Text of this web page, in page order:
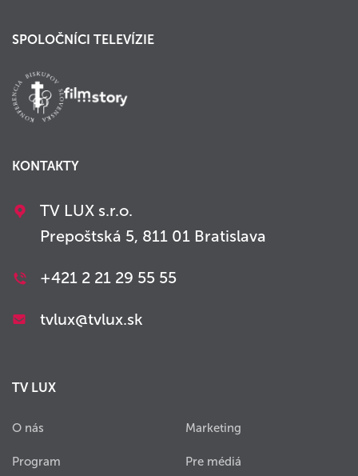
SPOLOČNÍCI TELEVÍZIE
KONTAKTY
TV LUX s.r.o.
Prepoštská 5, 811 01 Bratislava
+421 2 21 29 55 55
tvlux@tvlux.sk
TV LUX
O nás
Program
Marketing
Pre médiá